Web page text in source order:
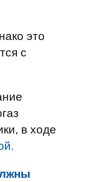
это
с
в ходе